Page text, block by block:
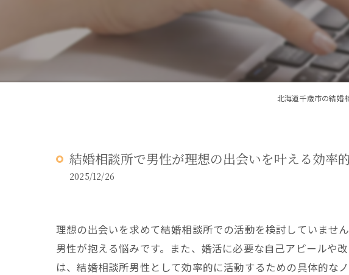
北海道千歳市の結婚
結婚相談所で男性が理想の出会いを叶える効率
2025/12/26
理想の出会いを求めて結婚相談所での活動を検討していませ
男性が抱える悩みです。また、婚活に必要な自己アピールや
は、結婚相談所男性として効率的に活動するための具体的な